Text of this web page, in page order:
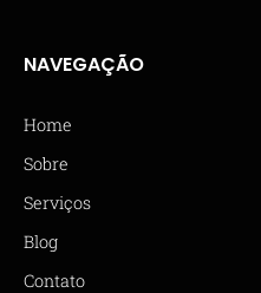
NAVEGAÇÃO
Home
Sobre
Serviços
Blog
Contato